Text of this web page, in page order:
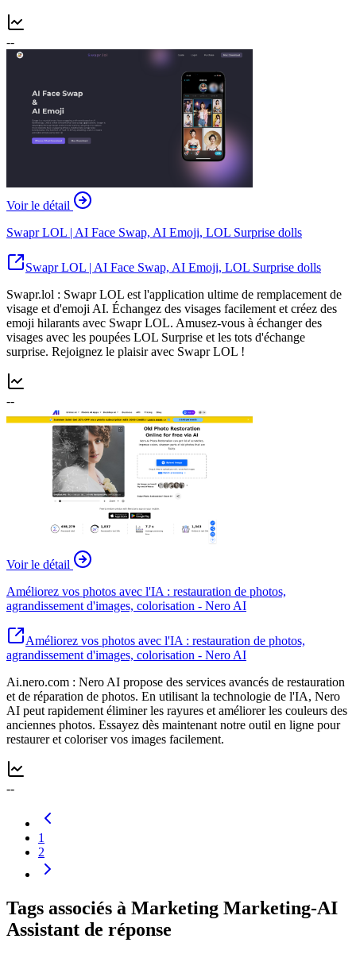
--
Voir le détail
Swapr LOL | AI Face Swap, AI Emoji, LOL Surprise dolls
Swapr LOL | AI Face Swap, AI Emoji, LOL Surprise dolls
Swapr.lol : Swapr LOL est l'application ultime de remplacement de
visage et d'emoji AI. Échangez des visages facilement et créez des
emoji hilarants avec Swapr LOL. Amusez-vous à échanger des
visages avec les poupées LOL Surprise et les tots d'échange
surprise. Rejoignez le plaisir avec Swapr LOL !
--
Voir le détail
Améliorez vos photos avec l'IA : restauration de photos,
agrandissement d'images, colorisation - Nero AI
Améliorez vos photos avec l'IA : restauration de photos,
agrandissement d'images, colorisation - Nero AI
Ai.nero.com : Nero AI propose des services avancés de restauration
et de réparation de photos. En utilisant la technologie de l'IA, Nero
AI peut rapidement éliminer les rayures et améliorer les couleurs des
anciennes photos. Essayez dès maintenant notre outil en ligne pour
restaurer et coloriser vos images facilement.
--
1
2
Tags associés à Marketing Marketing-AI
Assistant de réponse